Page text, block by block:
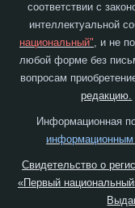
соответствии с
интеллектуальной
национальный", и не
любой форме без
вопросам
редакцию.
Информационная
информационным
Свидетельство о
«Первый